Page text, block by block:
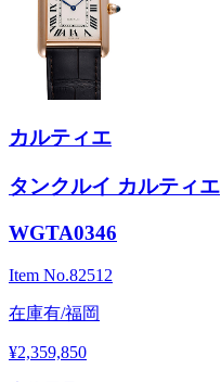
カルティエ
タンクルイ カルティエ
WGTA0346
Item No.82512
在庫有/福岡
¥2,359,850